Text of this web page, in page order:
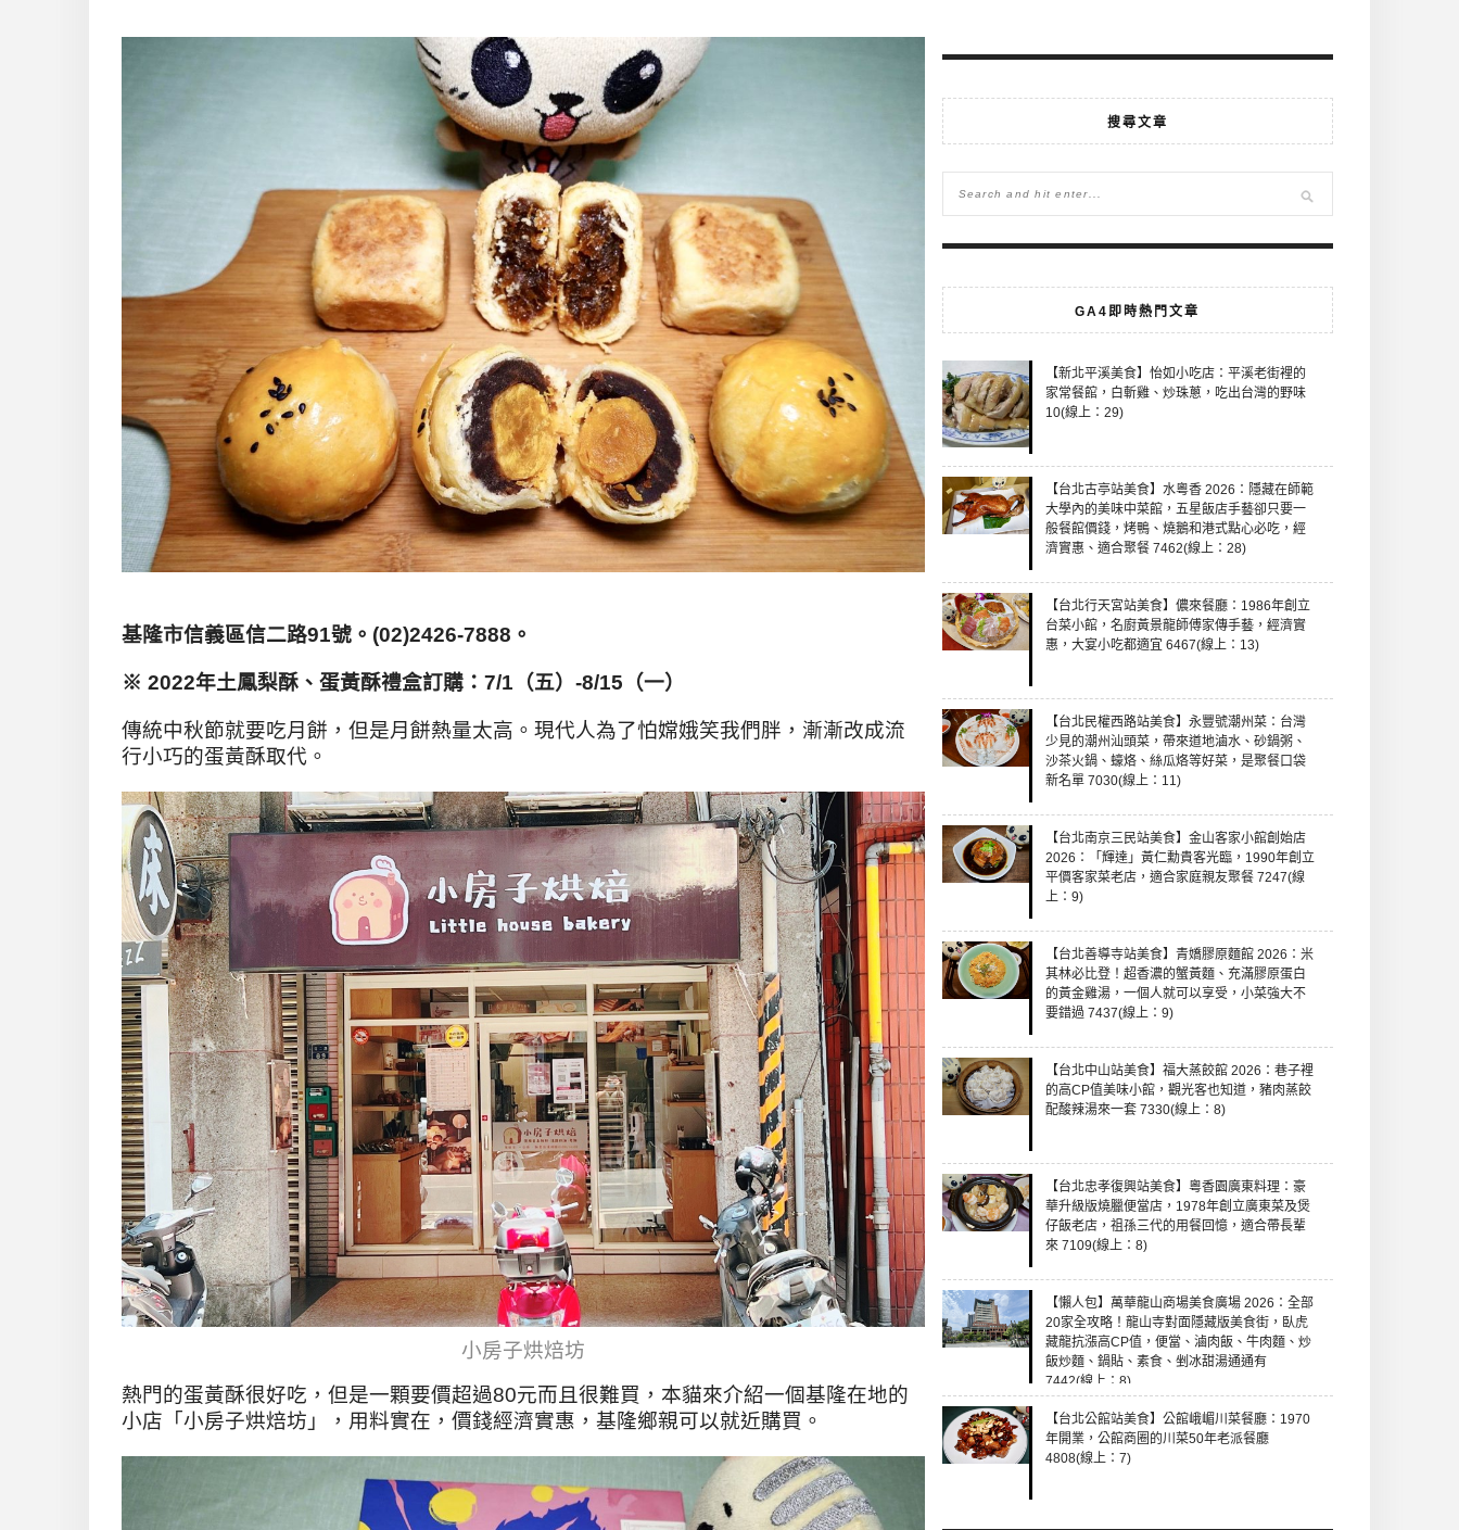
基隆市信義區信二路91號。(02)2426-7888 。
※ 2022年土鳳梨酥、蛋黃酥禮盒訂購：7/1 （五）-8/15 （一）
傳統中秋節就要吃月餅，但是月餅熱量太高。現代人為了怕嫦娥笑我們胖，漸漸改成流
行小巧的蛋黃酥取代。
小房子烘焙坊
熱門的蛋黃酥很好吃，但是一顆要價超過80元而且很難買，本貓來介紹一個基隆在地的
小店「小房子烘焙坊」，用料實在，價錢經濟實惠，基隆鄉親可以就近購買。
搜尋文章
GA4即時熱門文章
【新北平溪美食】怡如小吃店：平溪老街裡的
家常餐館，白斬雞、炒珠蔥，吃出台灣的野味
10(線上：29)
【台北古亭站美食】水粵香 2026：隱藏在師範
大學內的美味中菜館，五星飯店手藝卻只要一
般餐館價錢，烤鴨、燒鵝和港式點心必吃，經
濟實惠、適合聚餐 7462(線上：28)
【台北行天宮站美食】儂來餐廳：1986年創立
台菜小館，名廚黃景龍師傅家傳手藝，經濟實
惠，大宴小吃都適宜 6467(線上：13)
【台北民權西路站美食】永豐號潮州菜：台灣
少見的潮州汕頭菜，帶來道地滷水、砂鍋粥、
沙茶火鍋、蠔烙、絲瓜烙等好菜，是聚餐口袋
新名單 7030(線上：11)
【台北南京三民站美食】金山客家小館創始店
2026：「輝達」黃仁勳貴客光臨，1990年創立
平價客家菜老店，適合家庭親友聚餐 7247(線
上：9)
【台北善導寺站美食】青嬌膠原麵館 2026：米
其林必比登！超香濃的蟹黃麵、充滿膠原蛋白
的黃金雞湯，一個人就可以享受，小菜強大不
要錯過 7437(線上：9)
【台北中山站美食】福大蒸餃館 2026：巷子裡
的高CP值美味小館，觀光客也知道，豬肉蒸餃
配酸辣湯來一套 7330(線上：8)
【台北忠孝復興站美食】粵香園廣東料理：豪
華升級版燒臘便當店，1978年創立廣東菜及煲
仔飯老店，祖孫三代的用餐回憶，適合帶長輩
來 7109(線上：8)
【懶人包】萬華龍山商場美食廣場 2026：全部
20家全攻略！龍山寺對面隱藏版美食街，臥虎
藏龍抗漲高CP值，便當、滷肉飯、牛肉麵、炒
飯炒麵、鍋貼、素食、剉冰甜湯通通有
7442(線上：8)
【台北公館站美食】公館峨嵋川菜餐廳：1970
年開業，公館商圈的川菜50年老派餐廳
4808(線上：7)